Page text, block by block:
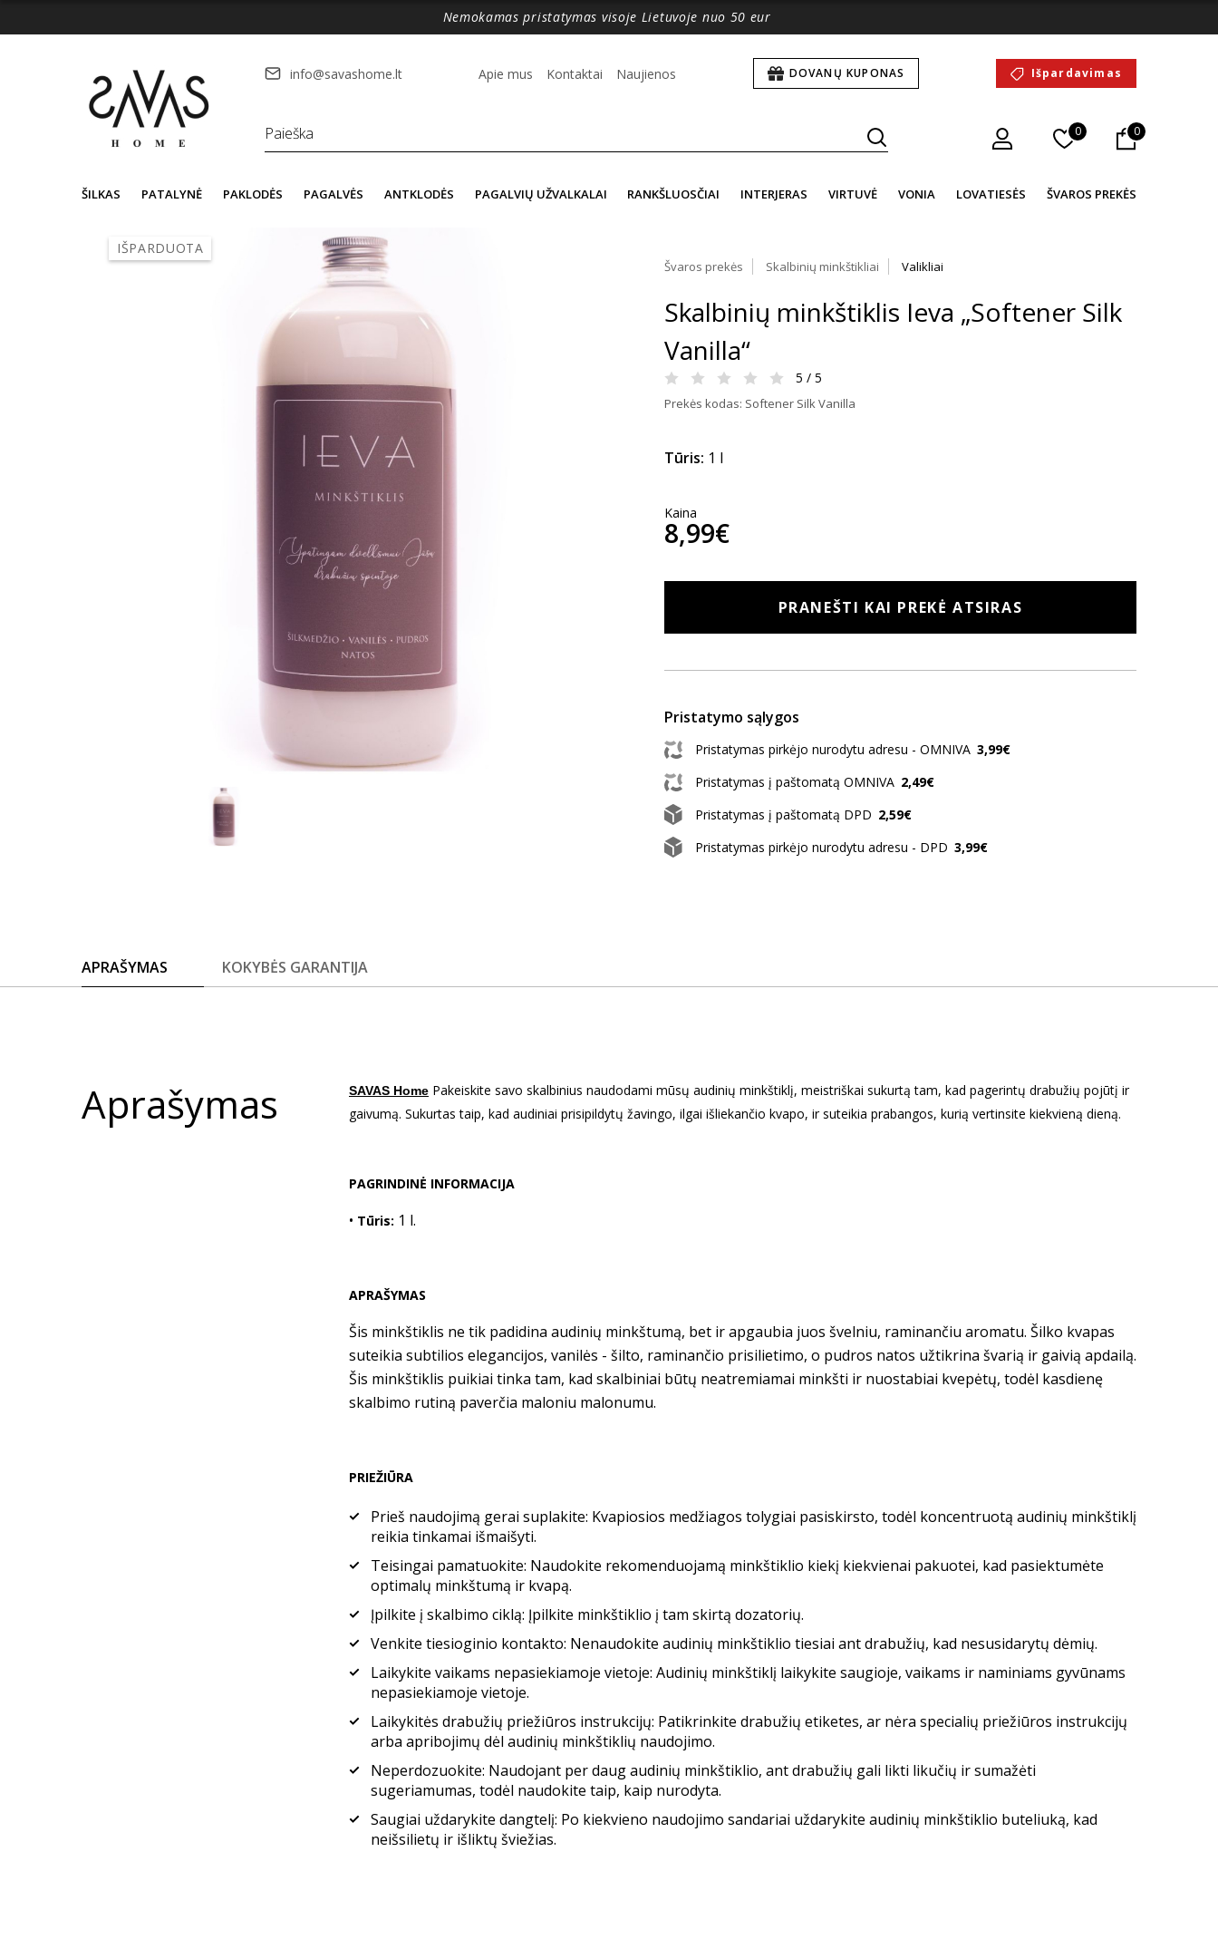
Nemokamas pristatymas visoje Lietuvoje nuo 50 eur
info@savashome.lt Apie mus Kontaktai Naujienos DOVANŲ KUPONAS Išpardavimas
0 0
ŠILKAS PATALYNĖ PAKLODĖS PAGALVĖS ANTKLODĖS PAGALVIŲ UŽVALKALAI RANKŠLUOSČIAI INTERJERAS VIRTUVĖ VONIA LOVATIESĖS ŠVAROS PREKĖS
IŠPARDUOTA
Švaros prekės Skalbinių minkštikliai Valikliai
Skalbinių minkštiklis Ieva „Softener Silk
Vanilla“
5 / 5
Prekės kodas: Softener Silk Vanilla
Tūris: 1 l
Kaina
8,99€
PRANEŠTI KAI PREKĖ ATSIRAS
Pristatymo sąlygos
Pristatymas pirkėjo nurodytu adresu - OMNIVA 3,99€
Pristatymas į paštomatą OMNIVA 2,49€
Pristatymas į paštomatą DPD 2,59€
Pristatymas pirkėjo nurodytu adresu - DPD 3,99€
APRAŠYMAS KOKYBĖS GARANTIJA
Aprašymas SAVAS Home Pakeiskite savo skalbinius naudodami mūsų audinių minkštiklį, meistriškai sukurtą tam, kad pagerintų drabužių pojūtį ir
gaivumą. Sukurtas taip, kad audiniai prisipildytų žavingo, ilgai išliekančio kvapo, ir suteikia prabangos, kurią vertinsite kiekvieną dieną.
PAGRINDINĖ INFORMACIJA
• Tūris: 1 l.
APRAŠYMAS
Šis minkštiklis ne tik padidina audinių minkštumą, bet ir apgaubia juos švelniu, raminančiu aromatu. Šilko kvapas
suteikia subtilios elegancijos, vanilės - šilto, raminančio prisilietimo, o pudros natos užtikrina švarią ir gaivią apdailą.
Šis minkštiklis puikiai tinka tam, kad skalbiniai būtų neatremiamai minkšti ir nuostabiai kvepėtų, todėl kasdienę
skalbimo rutiną paverčia maloniu malonumu.
PRIEŽIŪRA
Prieš naudojimą gerai suplakite: Kvapiosios medžiagos tolygiai pasiskirsto, todėl koncentruotą audinių minkštiklį
reikia tinkamai išmaišyti.
Teisingai pamatuokite: Naudokite rekomenduojamą minkštiklio kiekį kiekvienai pakuotei, kad pasiektumėte
optimalų minkštumą ir kvapą.
Įpilkite į skalbimo ciklą: Įpilkite minkštiklio į tam skirtą dozatorių.
Venkite tiesioginio kontakto: Nenaudokite audinių minkštiklio tiesiai ant drabužių, kad nesusidarytų dėmių.
Laikykite vaikams nepasiekiamoje vietoje: Audinių minkštiklį laikykite saugioje, vaikams ir naminiams gyvūnams
nepasiekiamoje vietoje.
Laikykitės drabužių priežiūros instrukcijų: Patikrinkite drabužių etiketes, ar nėra specialių priežiūros instrukcijų
arba apribojimų dėl audinių minkštiklių naudojimo.
Neperdozuokite: Naudojant per daug audinių minkštiklio, ant drabužių gali likti likučių ir sumažėti
sugeriamumas, todėl naudokite taip, kaip nurodyta.
Saugiai uždarykite dangtelį: Po kiekvieno naudojimo sandariai uždarykite audinių minkštiklio buteliuką, kad
neišsilietų ir išliktų šviežias.